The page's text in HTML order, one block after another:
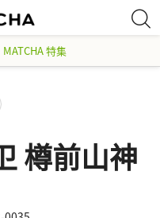
MATCHA 特集
樽前山神